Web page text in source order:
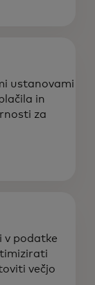
ustanovami
in
za
v podatke
večjo